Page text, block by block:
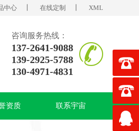
中心 在线定制 XML
咨询服务热线：
137-2641-9088
139-2925-5788
130-4971-4831
资质 联系宇宙